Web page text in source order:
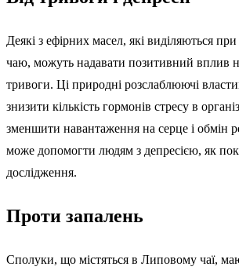
Деякі з ефірних масел, які виділяються
чаю, можуть надавати позитивний вплив
тривоги. Ці природні розслаблюючі
знизити кількість гормонів стресу в
зменшити навантаження на серце і обмін
може допомогти людям з депресією, як
дослідження.
Проти запалень
Сполуки, що містяться в Липовому чаї,